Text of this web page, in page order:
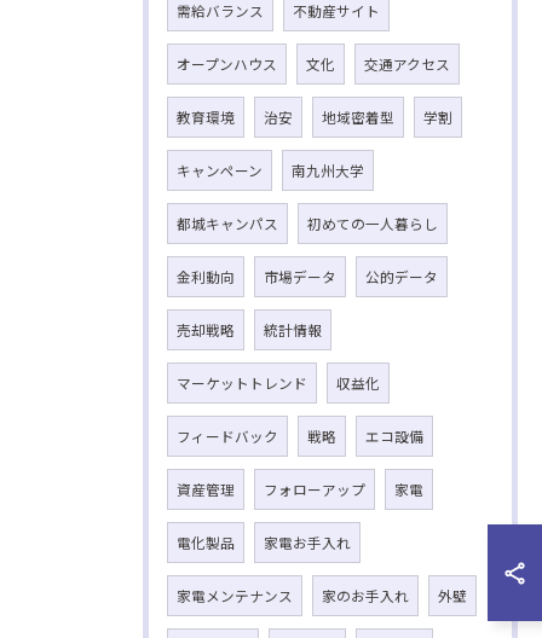
需給バランス 不動産サイト
オープンハウス 文化 交通アクセス
教育環境 治安 地域密着型 学割
キャンペーン 南九州大学
都城キャンパス 初めての一人暮らし
金利動向 市場データ 公的データ
売却戦略 統計情報
マーケットトレンド 収益化
フィードバック 戦略 エコ設備
資産管理 フォローアップ 家電
電化製品 家電お手入れ
家電メンテナンス 家のお手入れ 外壁